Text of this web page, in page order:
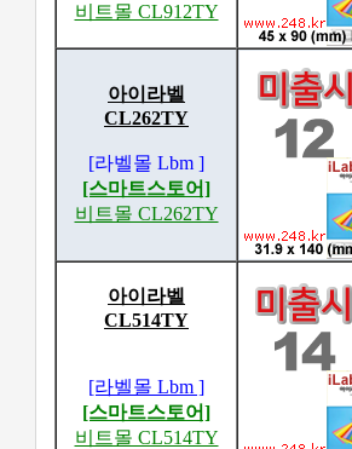
비트몰 CL912TY
아이라벨
CL262TY
[라벨몰 Lbm ]
[스마트스토어]
비트몰 CL262TY
아이라벨
CL514TY
[라벨몰 Lbm ]
[스마트스토어]
비트몰 CL514TY